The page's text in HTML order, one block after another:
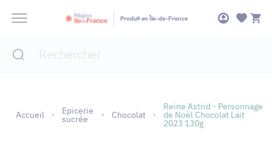
Produit en Île-de-France
Accueil Epicerie
sucrée Chocolat
Reine Astrid - Personnage
de Noël Chocolat Lait
2023 130g